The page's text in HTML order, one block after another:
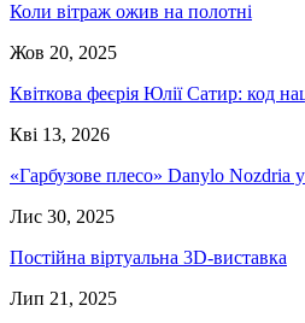
Коли вітраж ожив на полотні
Жов 20, 2025
Квіткова феєрія Юлії Сатир: код
Кві 13, 2026
«Гарбузове плесо» Danylo Nozdria у
Лис 30, 2025
Постійна віртуальна 3D-виставка
Лип 21, 2025